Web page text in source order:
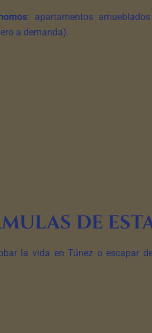
: apartamentos
a demanda).
de
la vida en Túnez o escapar